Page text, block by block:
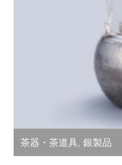
茶器・茶道具 銀製品